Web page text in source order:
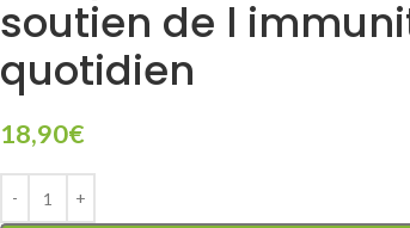
soutien de l
quotidien
18,90€